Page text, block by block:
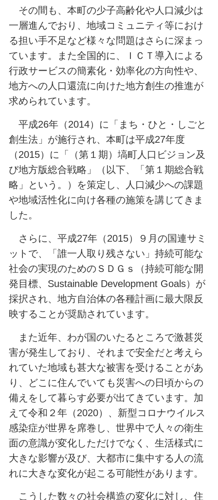
hanawa dahlia しらかわ
竹パウダー 流灯 杉 八溝
その間も、本町の少子高齢化や人口減少は
一層進んでおり、地域コミュニティ等におけ
る担い手不足など様々な問題はさらに深まっ
ています。また全国的に、ＩＣＴ導入による
行政サービスの簡素化・効率化の方向性や、
地方への人口還流に向けた地方創生の推進が
求められています。
平成26年（2014）に「まち・ひと・しごと
創生法」が施行され、本町は平成27年度
（2015）に「（第１期）塙町人口ビジョン及
び地方版総合戦略」（以下、「第１期総合戦
略」という。）を策定し、人口減少への課題
や地域活性化に向け各種の施策を講じてきま
した。
さらに、平成27年（2015）９月の国連サミ
ットで、「誰一人取り残さない」持続可能な
社会の実現のためのＳＤＧｓ（持続可能な開
発目標、Sustainable Development Goals）が
採択され、地方自治体の各種計画に最大限反
映することが奨励されています。
また近年、わが国のいたるところで激甚災
害が発生しており、それまで安全だと考えら
れていた地域も甚大な被害を受けることがあ
り、どこに住んでいても災害への日頃からの
備えをして暮らす必要が出てきています。加
えて令和２年（2020）、新型コロナウイルス
感染症が世界を席巻し、世界中で人々の衛生
面の意識が変化しただけでなく、生活様式に
大きな影響が及び、大都市に集中する人の流
れに大きな変化が起こる可能性があります。
こうした数々の社会構造の変化に対し、住